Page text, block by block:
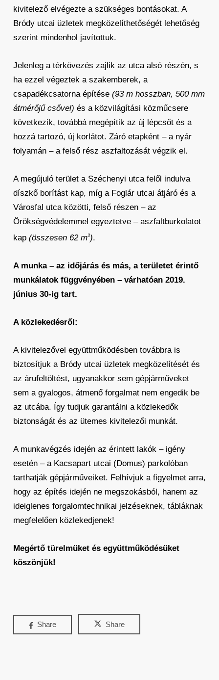
kivitelező elvégezte a szükséges bontásokat. A
Bródy utcai üzletek megközelíthetőségét lehetőség
szerint mindenhol javítottuk.
Jelenleg a térkövezés zajlik az utca alsó részén, s
ha ezzel végeztek a szakemberek, a
csapadékcsatorna építése (93 m hosszban, 500 mm
átmérőjű csővel) és a közvilágítási közműcsere
következik, továbbá megépítik az új lépcsőt és a
hozzá tartozó, új korlátot. Záró etapként – a nyár
folyamán – a felső rész aszfaltozását végzik el.
A megújuló terület a Széchenyi utca felől indulva
díszkő borítást kap, míg a Foglár utcai átjáró és a
Városfal utca közötti, felső részen – az
Örökségvédelemmel egyeztetve – aszfaltburkolatot
kap (összesen 62 m3).
A munka – az időjárás és más, a területet érintő
munkálatok függvényében – várhatóan 2019.
június 30-ig tart.
A közlekedésről:
A kivitelezővel együttműködésben továbbra is
biztosítjuk a Bródy utcai üzletek megközelítését és
az árufeltöltést, ugyanakkor sem gépjárműveket
sem a gyalogos, átmenő forgalmat nem engedik be
az utcába. Így tudjuk garantálni a közlekedők
biztonságát és az ütemes kivitelezői munkát.
A munkavégzés idején az érintett lakók – igény
esetén – a Kacsapart utcai (Domus) parkolóban
tarthatják gépjárműveiket. Felhívjuk a figyelmet arra,
hogy az építés idején ne megszokásból, hanem az
ideiglenes forgalomtechnikai jelzéseknek, tábláknak
megfelelően közlekedjenek!
Megértő türelmüket és együttműködésüket
köszönjük!
Share Share